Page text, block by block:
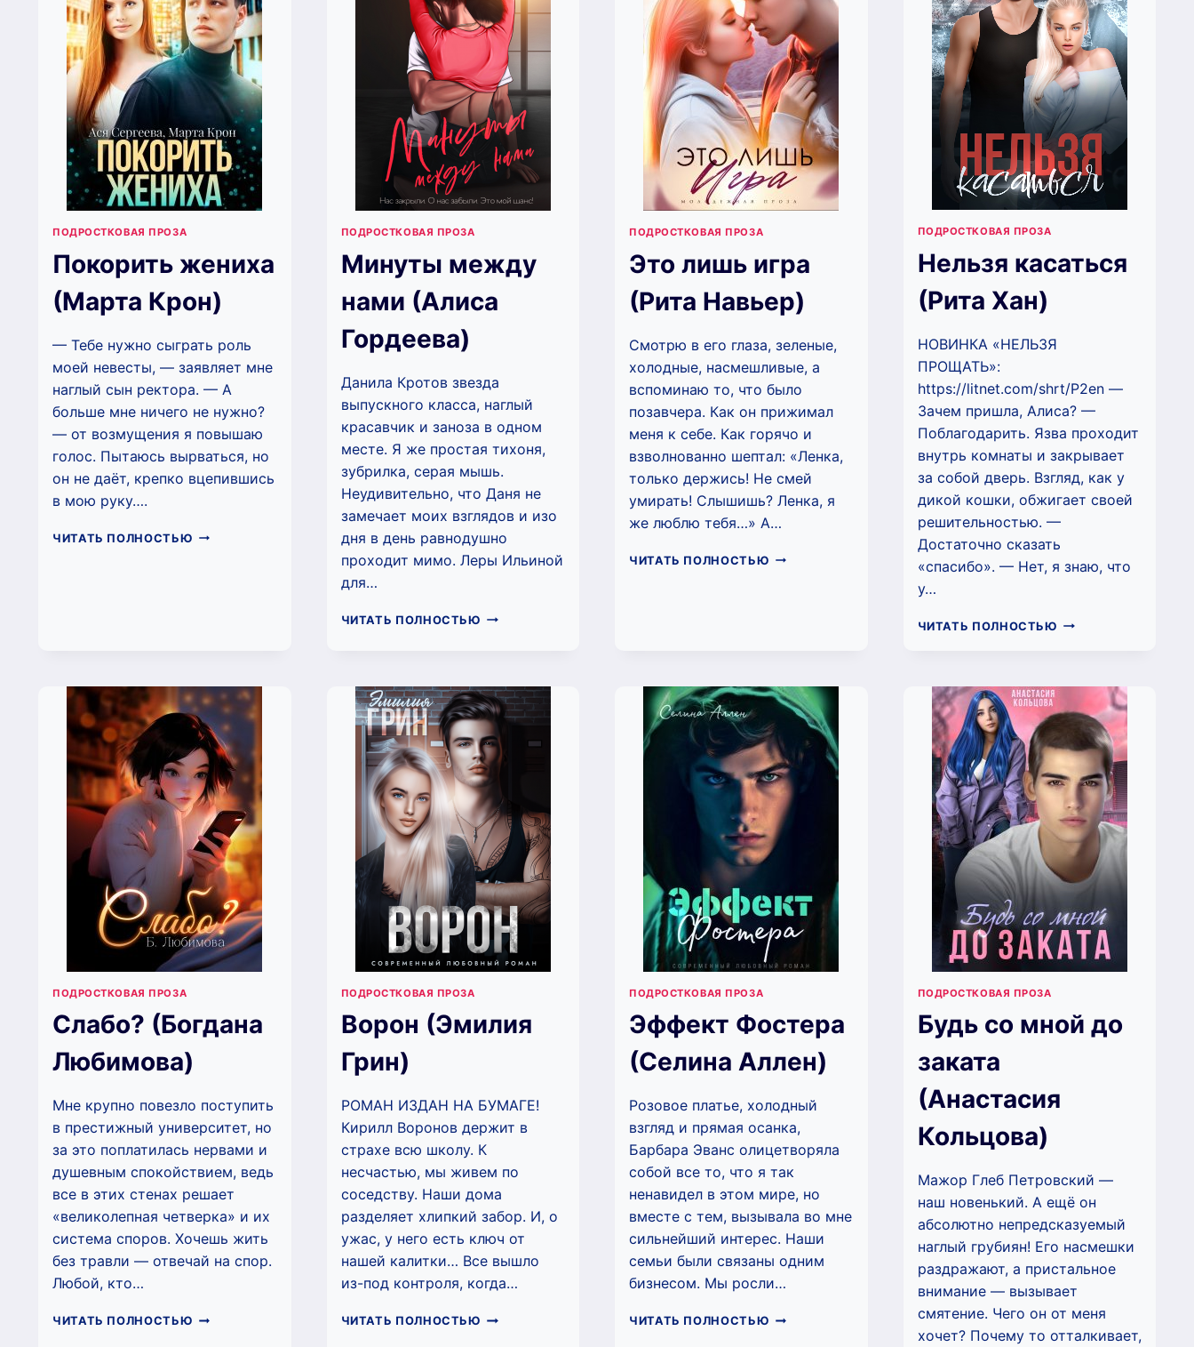
ПОДРОСТКОВАЯ ПРОЗА
Покорить жениха
(Марта Крон)
— Тебе нужно сыграть роль
моей невесты, — заявляет мне
наглый сын ректора. — А
больше мне ничего не нужно?
— от возмущения я повышаю
голос. Пытаюсь вырваться, но
он не даёт, крепко вцепившись
в мою руку….
ЧИТАТЬ ПОЛНОСТЬЮ ПОКОРИТЬ
ПОДРОСТКОВАЯ ПРОЗА
Минуты между
нами (Алиса
Гордеева)
Данила Кротов звезда
выпускного класса, наглый
красавчик и заноза в одном
месте. Я же простая тихоня,
зубрилка, серая мышь.
Неудивительно, что Даня не
замечает моих взглядов и изо
дня в день равнодушно
проходит мимо. Леры Ильиной
для…
ЧИТАТЬ ПОЛНОСТЬЮ МИНУТЫ
ГОРДЕЕВА)
ПОДРОСТКОВАЯ ПРОЗА
Это лишь игра
(Рита Навьер)
Смотрю в его глаза, зеленые,
холодные, насмешливые, а
вспоминаю то, что было
позавчера. Как он прижимал
меня к себе. Как горячо и
взволнованно шептал: «Ленка,
только держись! Не смей
умирать! Слышишь? Ленка, я
же люблю тебя…» А…
ЧИТАТЬ ПОЛНОСТЬЮ ЭТО
ПОДРОСТКОВАЯ ПРОЗА
Нельзя касаться
(Рита Хан)
НОВИНКА «НЕЛЬЗЯ
ПРОЩАТЬ»:
https://litnet.com/shrt/P2en —
Зачем пришла, Алиса? —
Поблагодарить. Язва проходит
внутрь комнаты и закрывает
за собой дверь. Взгляд, как у
дикой кошки, обжигает своей
решительностью. —
Достаточно сказать
«спасибо». — Нет, я знаю, что
у…
ЧИТАТЬ ПОЛНОСТЬЮ НЕЛЬЗЯ
ПОДРОСТКОВАЯ ПРОЗА
Слабо? (Богдана
Любимова)
Мне крупно повезло поступить
в престижный университет, но
за это поплатилась нервами и
душевным спокойствием, ведь
все в этих стенах решает
«великолепная четверка» и их
система споров. Хочешь жить
без травли — отвечай на спор.
Любой, кто…
ЧИТАТЬ ПОЛНОСТЬЮ СЛАБО?
ПОДРОСТКОВАЯ ПРОЗА
Ворон (Эмилия
Грин)
РОМАН ИЗДАН НА БУМАГЕ!
Кирилл Воронов держит в
страхе всю школу. К
несчастью, мы живем по
соседству. Наши дома
разделяет хлипкий забор. И, о
ужас, у него есть ключ от
нашей калитки… Все вышло
из-под контроля, когда…
ЧИТАТЬ ПОЛНОСТЬЮ ВОРОН
ПОДРОСТКОВАЯ ПРОЗА
Эффект Фостера
(Селина Аллен)
Розовое платье, холодный
взгляд и прямая осанка,
Барбара Эванс олицетворяла
собой все то, что я так
ненавидел в этом мире, но
вместе с тем, вызывала во мне
сильнейший интерес. Наши
семьи были связаны одним
бизнесом. Мы росли…
ЧИТАТЬ ПОЛНОСТЬЮ ЭФФЕКТ
ПОДРОСТКОВАЯ ПРОЗА
Будь со мной до
заката
(Анастасия
Кольцова)
Мажор Глеб Петровский —
наш новенький. А ещё он
абсолютно непредсказуемый
наглый грубиян! Его насмешки
раздражают, а пристальное
внимание — вызывает
смятение. Чего он от меня
хочет? Почему то отталкивает,